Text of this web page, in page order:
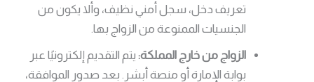
تعريف دخل، سجل أمني نظيف، وألا يكون من
الجنسيات الممنوعة من الزواج بها.
الزواج من خارج المملكة: يتم التقديم إلكترونيًا عبر
بوابة الإمارة أو منصة أبشر. بعد صدور الموافقة،